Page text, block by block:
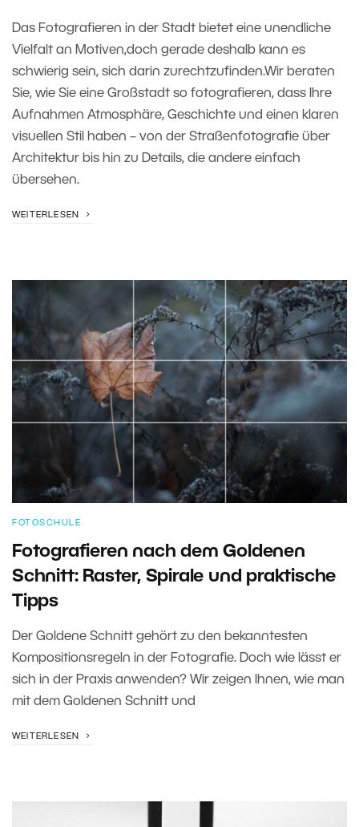
Das Fotografieren in der Stadt bietet eine unendliche
Vielfalt an Motiven,doch gerade deshalb kann es
schwierig sein, sich darin zurechtzufinden.Wir beraten
Sie, wie Sie eine Großstadt so fotografieren, dass Ihre
Aufnahmen Atmosphäre, Geschichte und einen klaren
visuellen Stil haben – von der Straßenfotografie über
Architektur bis hin zu Details, die andere einfach
übersehen.
WEITERLESEN
FOTOSCHULE
Fotografieren nach dem Goldenen
Schnitt: Raster, Spirale und praktische
Tipps
Der Goldene Schnitt gehört zu den bekanntesten
Kompositionsregeln in der Fotografie. Doch wie lässt er
sich in der Praxis anwenden? Wir zeigen Ihnen, wie man
mit dem Goldenen Schnitt und
WEITERLESEN